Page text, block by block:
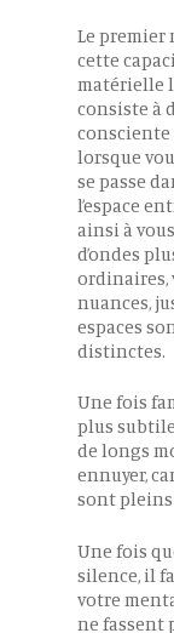
Le premier
cette
matérielle
consiste à
consciente
lorsque
se passe
l’espace
ainsi à
d’ondes
ordinaires,
nuances,
espaces
distinctes.
Une fois
plus
de longs
ennuyer,
sont
Une fois
silence, il
votre
ne fassent